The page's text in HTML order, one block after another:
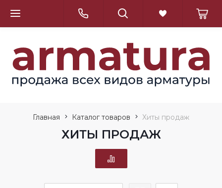
Главная Каталог товаров Хиты продаж
ХИТЫ ПРОДАЖ